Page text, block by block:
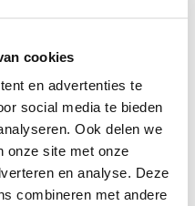
cookies
en advertenties te
social media te bieden
Ook delen we
onze site met onze
en analyse. Deze
combineren met andere
winkelwagen